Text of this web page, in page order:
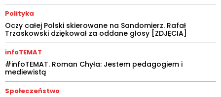
Polityka
Oczy całej Polski skierowane na Sandomierz. Rafał
Trzaskowski dziękował za oddane głosy [ZDJĘCIA]
infoTEMAT
#infoTEMAT. Roman Chyła: Jestem pedagogiem i
mediewistą
Społeczeństwo